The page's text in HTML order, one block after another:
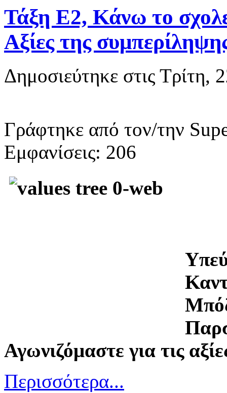
Τάξη Ε2, Κάνω το
Αξίες της
Δημοσιεύτηκε στις
Γράφτηκε από τον/την
Εμφανίσεις: 206
Αγωνιζόμαστε για τις
Περισσότερα...